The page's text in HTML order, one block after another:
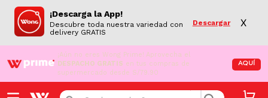
¡Descarga la App!
Descubre toda nuestra variedad con
delivery GRATIS
Descargar X
¡Aún no eres Wong Prime! Aprovecha el
DESPACHO GRATIS en tus compras de
supermercado desde S/79.90
AQUÍ
¿Que buscas hoy?